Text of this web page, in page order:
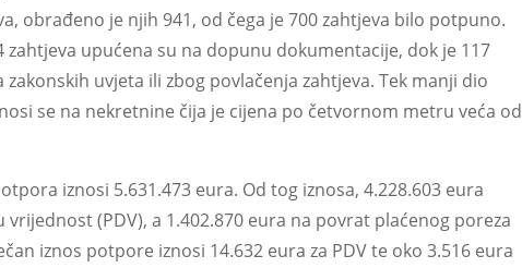
obrađeno je njih 941, od čega je 700 zahtjeva bilo potpuno.
zahtjeva upućena su na dopunu dokumentacije, dok je 117
uvjeta ili zbog povlačenja zahtjeva. Tek manji dio
se na nekretnine čija je cijena po četvornom metru veća od
iznosi 5.631.473 eura. Od tog iznosa, 4.228.603 eura
(PDV), a 1.402.870 eura na povrat plaćenog poreza
iznos potpore iznosi 14.632 eura za PDV te oko 3.516 eura